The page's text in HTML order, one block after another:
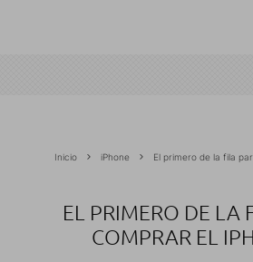
Inicio iPhone El primero de la fila
EL PRIMERO DE LA
COMPRAR EL